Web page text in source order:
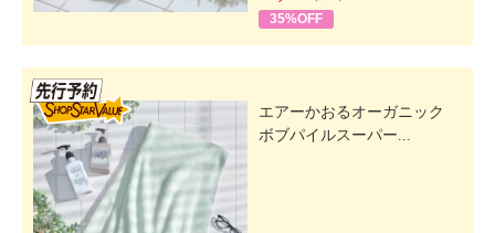
35%OFF
エアーかおるオーガニック
ボブパイルスーパー...